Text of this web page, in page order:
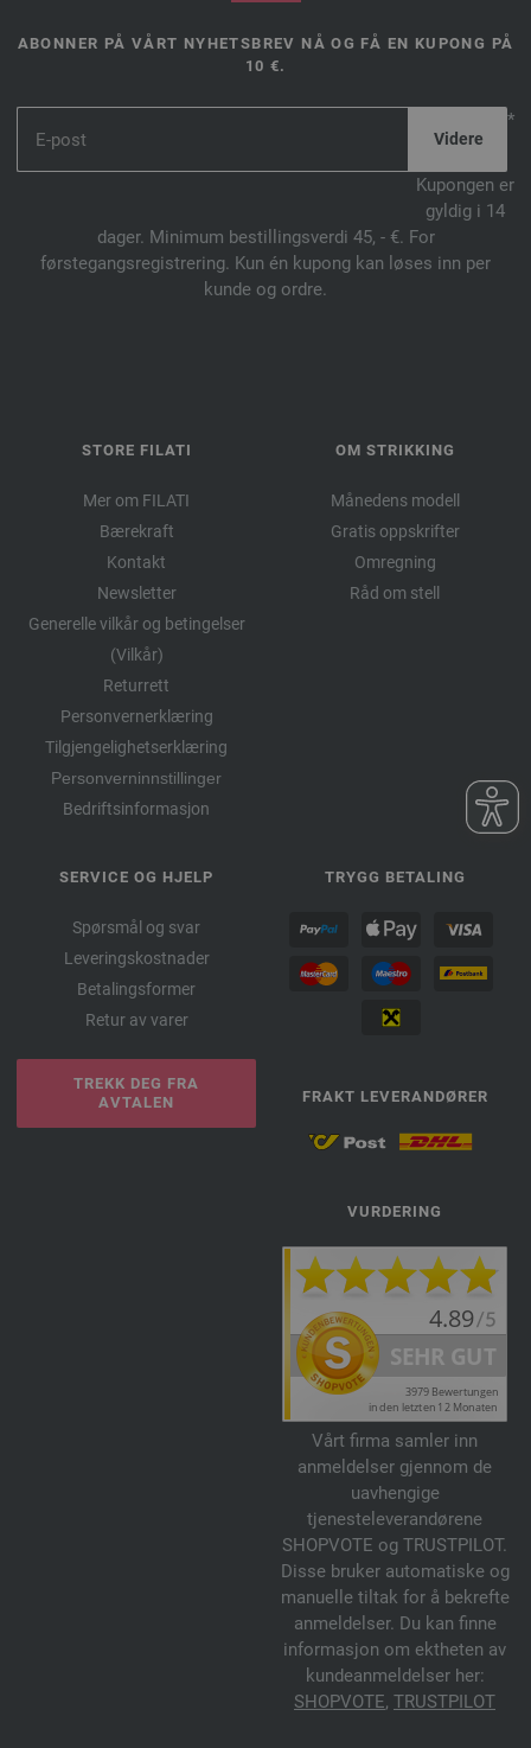
ABONNER PÅ VÅRT NYHETSBREV NÅ OG FÅ EN KUPONG PÅ
10 €.
*
Kupongen er
gyldig i 14
dager. Minimum bestillingsverdi 45, - €. For
førstegangsregistrering. Kun én kupong kan løses inn per
kunde og ordre.
STORE FILATI
Mer om FILATI
Bærekraft
Kontakt
Newsletter
Generelle vilkår og betingelser
(Vilkår)
Returrett
Personvernerklæring
Tilgjengelighetserklæring
Personverninnstillinger
Bedriftsinformasjon
OM STRIKKING
Månedens modell
Gratis oppskrifter
Omregning
Råd om stell
SERVICE OG HJELP
Spørsmål og svar
Leveringskostnader
Betalingsformer
Retur av varer
TREKK DEG FRA
AVTALEN
TRYGG BETALING
FRAKT LEVERANDØRER
VURDERING
Vårt firma samler inn
anmeldelser gjennom de
uavhengige
tjenesteleverandørene
SHOPVOTE og TRUSTPILOT.
Disse bruker automatiske og
manuelle tiltak for å bekrefte
anmeldelser. Du kan finne
informasjon om ektheten av
kundeanmeldelser her:
SHOPVOTE, TRUSTPILOT